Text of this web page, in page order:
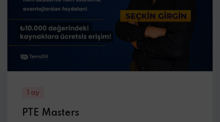
1 ay
PTE Masters